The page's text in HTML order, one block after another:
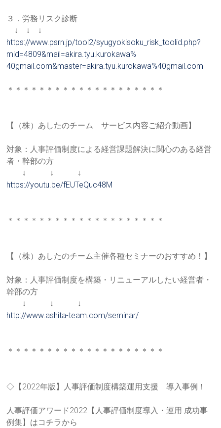
３．労務リスク診断
↓ ↓ ↓
https://www.psrn.jp/tool2/syugyokisoku_risk_toolid.php?
mid=4809&mail=akira.tyu.kurokawa%
40gmail.com&master=akira.tyu.kurokawa%40gmail.com
＊＊＊＊＊＊＊＊＊＊＊＊＊＊＊＊＊＊＊＊
【（株）あしたのチーム サービス内容ご紹介動画】
対象：人事評価制度による経営課題解決に関心のある経営
者・幹部の方
↓ ↓ ↓
https://youtu.be/fEUTeQuc48M
＊＊＊＊＊＊＊＊＊＊＊＊＊＊＊＊＊＊＊＊
【（株）あしたのチーム主催各種セミナーのおすすめ！】
対象：人事評価制度を構築・リニューアルしたい経営者・
幹部の方
↓ ↓ ↓
http://www.ashita-team.com/seminar/
＊＊＊＊＊＊＊＊＊＊＊＊＊＊＊＊＊＊＊＊
◇【2022年版】人事評価制度構築運用支援 導入事例！
人事評価アワード2022【人事評価制度導入・運用 成功事
例集】はコチラから